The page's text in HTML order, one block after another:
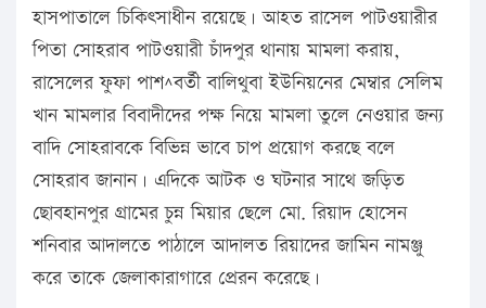
হাসপাতালে চিকিৎসাধীন রয়েছে। আহত রাসেল পাটওয়ারীর
পিতা সোহরাব পাটওয়ারী চাঁদপুর থানায় মামলা করায়,
রাসেলের ফুফা পাশ^বর্তী বালিথুবা ইউনিয়নের মেম্বার সেলিম
খান মামলার বিবাদীদের পক্ষ নিয়ে মামলা তুলে নেওয়ার জন্য
বাদি সোহরাবকে বিভিন্ন ভাবে চাপ প্রয়োগ করছে বলে
সোহরাব জানান। এদিকে আটক ও ঘটনার সাথে জড়িত
ছোবহানপুর গ্রামের চুন্ন মিয়ার ছেলে মো. রিয়াদ হোসেন
শনিবার আদালতে পাঠালে আদালত রিয়াদের জামিন নামঞ্জু
করে তাকে জেলাকারাগারে প্রেরন করেছে।